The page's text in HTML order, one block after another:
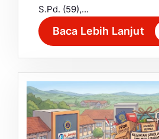
S.Pd. (59),…
Baca Lebih Lanjut